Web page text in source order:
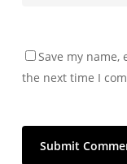
Save my
the next time I